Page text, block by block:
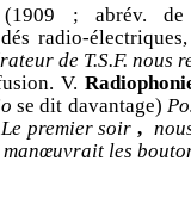
(1909 ; abrév. de
radio-
de T.S.F. nous
V.
se dit davantage)
Le premier soir ,
manœuvrait les